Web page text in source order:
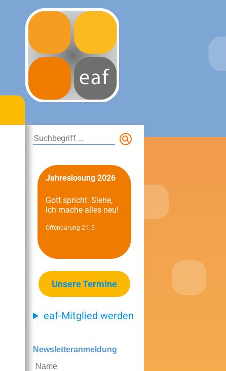
Jahreslosung 2026
Gott spricht: Siehe,
ich mache alles neu!
Offenbarung 21, 5
Unsere Termine
eaf-Mitglied werden
Newsletteranmeldung